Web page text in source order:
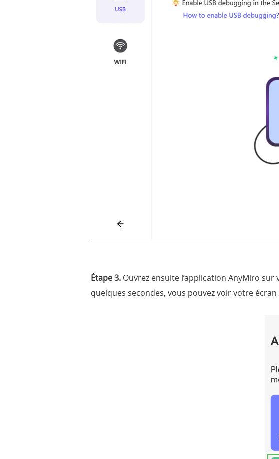
Étape 3. Ouvrez ensuite l’application AnyMiro
quelques secondes, vous pouvez voir votre